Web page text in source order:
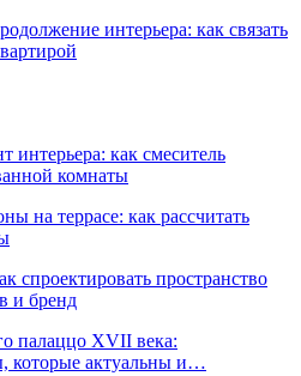
интерьера: как связать
интерьера: как смеситель
комнаты
на террасе: как рассчитать
спроектировать пространство
и бренд
палаццо XVII века:
которые актуальны и…